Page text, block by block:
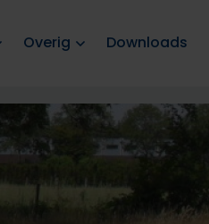
Overig Downloads